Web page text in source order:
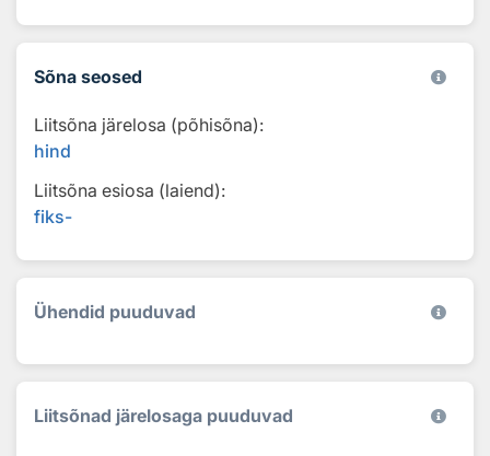
Sõna seosed
Liitsõna järelosa (põhisõna):
hind
Liitsõna esiosa (laiend):
fiks-
Ühendid puuduvad
Liitsõnad järelosaga puuduvad